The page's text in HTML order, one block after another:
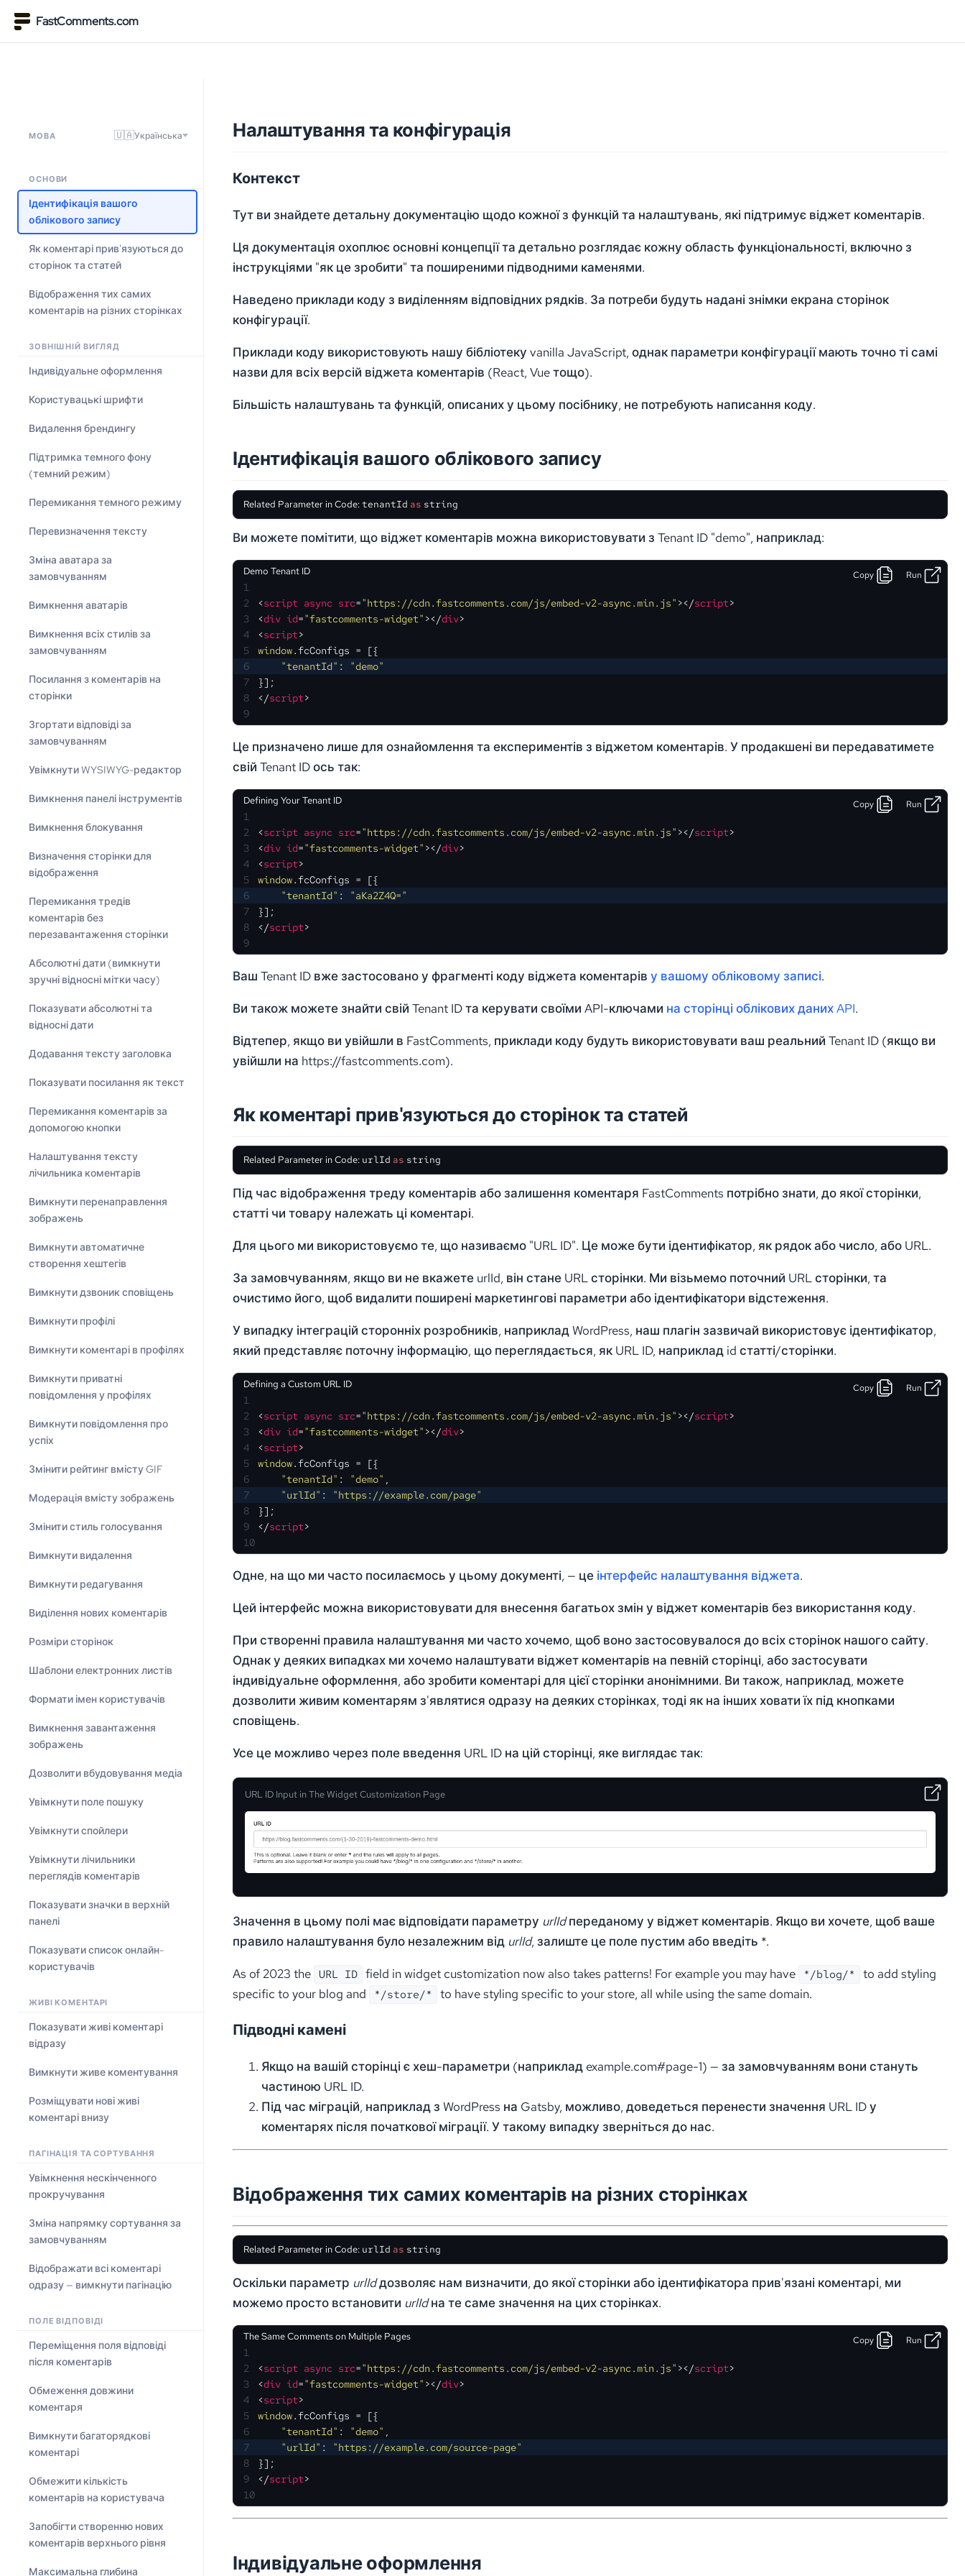
FastComments.com
МОВА 🇺🇦Українська
ОСНОВИ
Ідентифікація вашого
облікового запису
Як коментарі прив'язуються до
сторінок та статей
Відображення тих самих
коментарів на різних сторінках
ЗОВНІШНІЙ ВИГЛЯД
Індивідуальне оформлення
Користувацькі шрифти
Видалення брендингу
Підтримка темного фону
(темний режим)
Перемикання темного режиму
Перевизначення тексту
Зміна аватара за
замовчуванням
Вимкнення аватарів
Вимкнення всіх стилів за
замовчуванням
Посилання з коментарів на
сторінки
Згортати відповіді за
замовчуванням
Увімкнути WYSIWYG-редактор
Вимкнення панелі інструментів
Вимкнення блокування
Визначення сторінки для
відображення
Перемикання тредів
коментарів без
перезавантаження сторінки
Абсолютні дати (вимкнути
зручні відносні мітки часу)
Показувати абсолютні та
відносні дати
Додавання тексту заголовка
Показувати посилання як текст
Перемикання коментарів за
допомогою кнопки
Налаштування тексту
лічильника коментарів
Вимкнути перенаправлення
зображень
Вимкнути автоматичне
створення хештегів
Вимкнути дзвоник сповіщень
Вимкнути профілі
Вимкнути коментарі в профілях
Вимкнути приватні
повідомлення у профілях
Вимкнути повідомлення про
успіх
Змінити рейтинг вмісту GIF
Модерація вмісту зображень
Змінити стиль голосування
Вимкнути видалення
Вимкнути редагування
Виділення нових коментарів
Розміри сторінок
Шаблони електронних листів
Формати імен користувачів
Вимкнення завантаження
зображень
Дозволити вбудовування медіа
Увімкнути поле пошуку
Увімкнути спойлери
Увімкнути лічильники
переглядів коментарів
Показувати значки в верхній
панелі
Показувати список онлайн-
користувачів
ЖИВІ КОМЕНТАРІ
Показувати живі коментарі
відразу
Вимкнути живе коментування
Розміщувати нові живі
коментарі внизу
ПАГІНАЦІЯ ТА СОРТУВАННЯ
Увімкнення нескінченного
прокручування
Зміна напрямку сортування за
замовчуванням
Відображати всі коментарі
одразу — вимкнути пагінацію
ПОЛЕ ВІДПОВІДІ
Переміщення поля відповіді
після коментарів
Обмеження довжини
коментаря
Вимкнути багаторядкові
коментарі
Обмежити кількість
коментарів на користувача
Запобігти створенню нових
коментарів верхнього рівня
Максимальна глибина
Налаштування та конфігурація
Контекст
Тут ви знайдете детальну документацію щодо кожної з функцій та налаштувань, які підтримує віджет коментарів.
Ця документація охоплює основні концепції та детально розглядає кожну область функціональності, включно з
інструкціями "як це зробити" та поширеними підводними каменями.
Наведено приклади коду з виділенням відповідних рядків. За потреби будуть надані знімки екрана сторінок
конфігурації.
Приклади коду використовують нашу бібліотеку vanilla JavaScript, однак параметри конфігурації мають точно ті самі
назви для всіх версій віджета коментарів (React, Vue тощо).
Більшість налаштувань та функцій, описаних у цьому посібнику, не потребують написання коду.
Ідентифікація вашого облікового запису
Related Parameter in Code:tenantId as string
Ви можете помітити, що віджет коментарів можна використовувати з Tenant ID "demo", наприклад:
Demo Tenant ID Copy Run
1
2
<script async src="https://cdn.fastcomments.com/js/embed-v2-async.min.js" ></script>
3
<div id="fastcomments-widget" ></div>
4
<script>
5
window.fcConfigs = [{
6
"tenantId" :
"demo"
7
}];
8
</script>
9
Це призначено лише для ознайомлення та експериментів з віджетом коментарів. У продакшені ви передаватимете
свій Tenant ID ось так:
Defining Your Tenant ID Copy Run
1
2
<script async src="https://cdn.fastcomments.com/js/embed-v2-async.min.js" ></script>
3
<div id="fastcomments-widget" ></div>
4
<script>
5
window.fcConfigs = [{
6
"tenantId" :
"aKa2Z4Q="
7
}];
8
</script>
9
Ваш Tenant ID вже застосовано у фрагменті коду віджета коментарів у вашому обліковому записі.
Ви також можете знайти свій Tenant ID та керувати своїми API-ключами на сторінці облікових даних API.
Відтепер, якщо ви увійшли в FastComments, приклади коду будуть використовувати ваш реальний Tenant ID (якщо ви
увійшли на https://fastcomments.com).
Як коментарі прив'язуються до сторінок та статей
Related Parameter in Code: urlId as string
Під час відображення треду коментарів або залишення коментаря FastComments потрібно знати, до якої сторінки,
статті чи товару належать ці коментарі.
Для цього ми використовуємо те, що називаємо "URL ID". Це може бути ідентифікатор, як рядок або число, або URL.
За замовчуванням, якщо ви не вкажете urlId, він стане URL сторінки. Ми візьмемо поточний URL сторінки, та
очистимо його, щоб видалити поширені маркетингові параметри або ідентифікатори відстеження.
У випадку інтеграцій сторонніх розробників, наприклад WordPress, наш плагін зазвичай використовує ідентифікатор,
який представляє поточну інформацію, що переглядається, як URL ID, наприклад id статті/сторінки.
Defining a Custom URL ID Copy Run
1
2
<script async src="https://cdn.fastcomments.com/js/embed-v2-async.min.js" ></script>
3
<div id="fastcomments-widget" ></div>
4
<script>
5
window.fcConfigs = [{
6
"tenantId" : "demo" ,
7
"urlId" :
"https://example.com/page"
8
}];
9
</script>
10
Одне, на що ми часто посилаємось у цьому документі, — це інтерфейс налаштування віджета.
Цей інтерфейс можна використовувати для внесення багатьох змін у віджет коментарів без використання коду.
При створенні правила налаштування ми часто хочемо, щоб воно застосовувалося до всіх сторінок нашого сайту.
Однак у деяких випадках ми хочемо налаштувати віджет коментарів на певній сторінці, або застосувати
індивідуальне оформлення, або зробити коментарі для цієї сторінки анонімними. Ви також, наприклад, можете
дозволити живим коментарям з'являтися одразу на деяких сторінках, тоді як на інших ховати їх під кнопками
сповіщень.
Усе це можливо через поле введення URL ID на цій сторінці, яке виглядає так:
URL ID Input in The Widget Customization Page
Значення в цьому полі має відповідати параметру urlIdпереданому у віджет коментарів. Якщо ви хочете, щоб ваше
правило налаштування було незалежним від urlId, залиште це поле пустим або введіть *.
As of 2023 the URL ID field in widget customization now also takes patterns! For example you may have */blog/*
to add styling
specific to your blog and
*/store/* to have styling specific to your store, all while using the same domain.
Підводні камені
Якщо на вашій сторінці є хеш-параметри (наприклад example.com#page-1) — за замовчуванням вони стануть
частиною URL ID.
Під час міграцій, наприклад з WordPress на Gatsby, можливо, доведеться перенести значення URL ID у
коментарях після початкової міграції. У такому випадку зверніться до нас.
Відображення тих самих коментарів на різних сторінках
Related Parameter in Code: urlId as string
Оскільки параметр urlIdдозволяє нам визначити, до якої сторінки або ідентифікатора прив'язані коментарі, ми
можемо просто встановити urlIdна те саме значення на цих сторінках.
The Same Comments on Multiple Pages Copy Run
1
2
<script async src="https://cdn.fastcomments.com/js/embed-v2-async.min.js" ></script>
3
<div id="fastcomments-widget" ></div>
4
<script>
5
window.fcConfigs = [{
6
"tenantId" : "demo" ,
7
"urlId" :
"https://example.com/source-page"
8
}];
9
</script>
10
Індивідуальне оформлення